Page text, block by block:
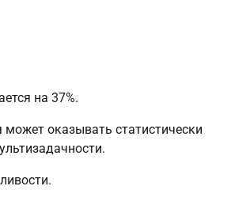
на 37%.
оказывать статистически